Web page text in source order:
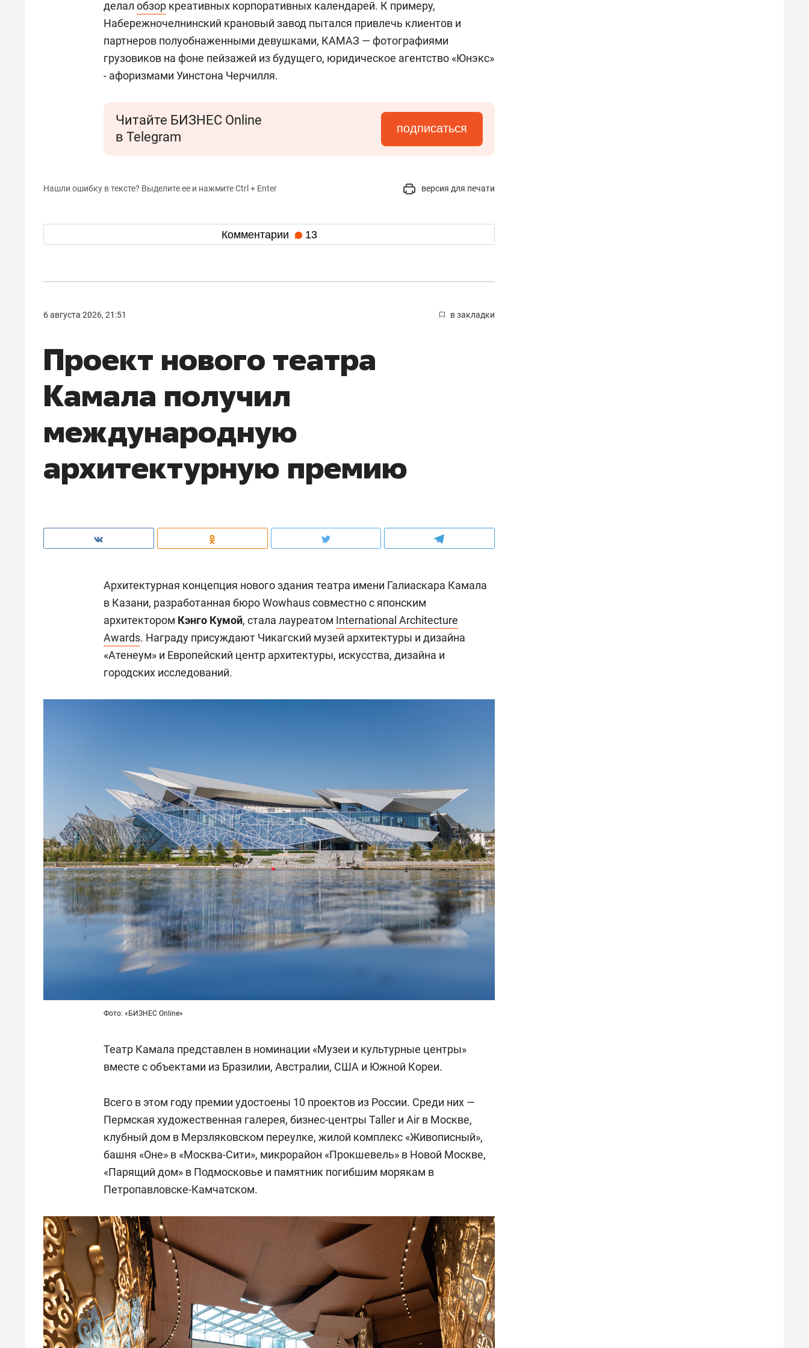
делал обзор креативных корпоративных календарей. К примеру,
Набережночелнинский крановый завод пытался привлечь клиентов и
партнеров полуобнаженными девушками, КАМАЗ — фотографиями
грузовиков на фоне пейзажей из будущего, юридическое агентство «Юнэкс»
- афоризмами Уинстона Черчилля.
Читайте БИЗНЕС Online
в Telegram
подписаться
Нашли ошибку в тексте? Выделите ее и нажмите Ctrl + Enter версия для печати
Комментарии 13
6 августа 2026, 21:51 в закладки
Проект нового театра
Камала получил
международную
архитектурную премию
Архитектурная концепция нового здания театра имени Галиаскара Камала
в Казани, разработанная бюро Wowhaus совместно с японским
архитектором Кэнго Кумой, стала лауреатом International Architecture
Awards. Награду присуждают Чикагский музей архитектуры и дизайна
«Атенеум» и Европейский центр архитектуры, искусства, дизайна и
городских исследований.
Фото: «БИЗНЕС Online»
Театр Камала представлен в номинации «Музеи и культурные центры»
вместе с объектами из Бразилии, Австралии, США и Южной Кореи.
Всего в этом году премии удостоены 10 проектов из России. Среди них —
Пермская художественная галерея, бизнес-центры Taller и Air в Москве,
клубный дом в Мерзляковском переулке, жилой комплекс «Живописный»,
башня «Оне» в «Москва-Сити», микрорайон «Прокшевель» в Новой Москве,
«Парящий дом» в Подмосковье и памятник погибшим морякам в
Петропавловске-Камчатском.